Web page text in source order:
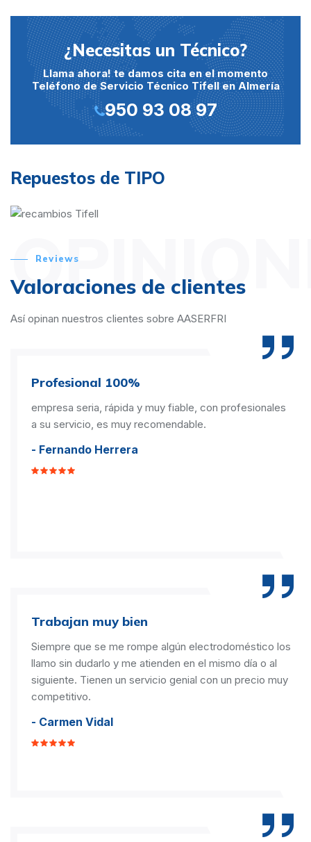
¿Necesitas un Técnico?
Llama ahora! te damos cita en el momento
Teléfono de Servicio Técnico Tifell en Almería
950 93 08 97
Repuestos de TIPO
Reviews
Valoraciones de clientes
Así opinan nuestros clientes sobre AASERFRI
Profesional 100%
empresa seria, rápida y muy fiable, con profesionales
a su servicio, es muy recomendable.
- Fernando Herrera
Trabajan muy bien
Siempre que se me rompe algún electrodoméstico los
llamo sin dudarlo y me atienden en el mismo día o al
siguiente. Tienen un servicio genial con un precio muy
competitivo.
- Carmen Vidal